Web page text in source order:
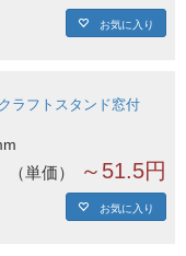
お気に入り
ラフトスタンド窓付
単価 ～51.5円
お気に入り